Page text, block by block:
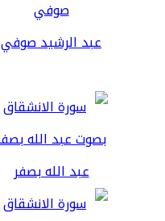
عبد الرشيد صوفي
عبد الله بصفر